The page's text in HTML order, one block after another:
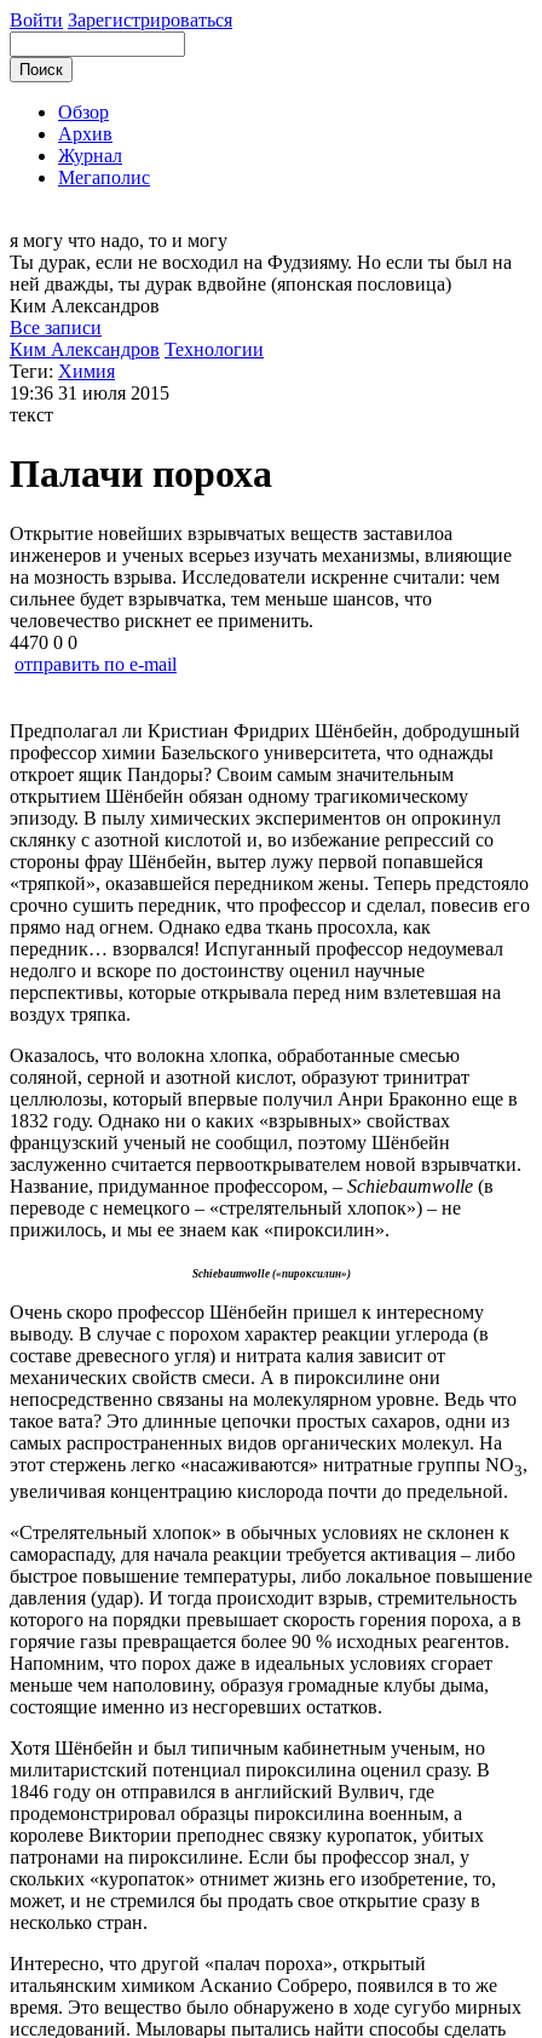
Войти Зарегистрироваться
Обзор
Архив
Журнал
Мегаполис
я могу что надо, то и могу
Ты дурак, если не восходил на Фудзияму. Но если ты был на
ней дважды, ты дурак вдвойне (японская пословица)
Ким Александров
Все записи
Ким Александров Технологии
Теги: Химия
19:36 31 июля 2015
текст
Палачи пороха
Открытие новейших взрывчатых веществ заставилоа
инженеров и ученых всерьез изучать механизмы, влияющие
на мозность взрыва. Исследователи искренне считали: чем
сильнее будет взрывчатка, тем меньше шансов, что
человечество рискнет ее применить.
4470 0 0
отправить по e-mail
Предполагал ли Кристиан Фридрих Шёнбейн, добродушный
профессор химии Базельского университета, что однажды
откроет ящик Пандоры? Своим самым значительным
открытием Шёнбейн обязан одному трагикомическому
эпизоду. В пылу химических экспериментов он опрокинул
склянку с азотной кислотой и, во избежание репрессий со
стороны фрау Шёнбейн, вытер лужу первой попавшейся
«тряпкой», оказавшейся передником жены. Теперь предстояло
срочно сушить передник, что профессор и сделал, повесив его
прямо над огнем. Однако едва ткань просохла, как
передник… взорвался! Испуганный профессор недоумевал
недолго и вскоре по достоинству оценил научные
перспективы, которые открывала перед ним взлетевшая на
воздух тряпка.
Оказалось, что волокна хлопка, обработанные смесью
соляной, серной и азотной кислот, образуют тринитрат
целлюлозы, который впервые получил Анри Браконно еще в
1832 году. Однако ни о каких «взрывных» свойствах
французский ученый не сообщил, поэтому Шёнбейн
заслуженно считается первооткрывателем новой взрывчатки.
Название, придуманное профессором, – Schiebaumwolle (в
переводе с немецкого – «стрелятельный хлопок») – не
прижилось, и мы ее знаем как «пироксилин».
Schiebaumwolle («пироксилин»)
Очень скоро профессор Шёнбейн пришел к интересному
выводу. В случае с порохом характер реакции углерода (в
составе древесного угля) и нитрата калия зависит от
механических свойств смеси. А в пироксилине они
непосредственно связаны на молекулярном уровне. Ведь что
такое вата? Это длинные цепочки простых сахаров, одни из
самых распространенных видов органических молекул. На
этот стержень легко «насаживаются» нитратные группы NO3,
увеличивая концентрацию кислорода почти до предельной.
«Стрелятельный хлопок» в обычных условиях не склонен к
самораспаду, для начала реакции требуется активация – либо
быстрое повышение температуры, либо локальное повышение
давления (удар). И тогда происходит взрыв, стремительность
которого на порядки превышает скорость горения пороха, а в
горячие газы превращается более 90 % исходных реагентов.
Напомним, что порох даже в идеальных условиях сгорает
меньше чем наполовину, образуя громадные клубы дыма,
состоящие именно из несгоревших остатков.
Хотя Шёнбейн и был типичным кабинетным ученым, но
милитаристский потенциал пироксилина оценил сразу. В
1846 году он отправился в английский Вулвич, где
продемонстрировал образцы пироксилина военным, а
королеве Виктории преподнес связку куропаток, убитых
патронами на пироксилине. Если бы профессор знал, у
скольких «куропаток» отнимет жизнь его изобретение, то,
может, и не стремился бы продать свое открытие сразу в
несколько стран.
Интересно, что другой «палач пороха», открытый
итальянским химиком Асканио Собреро, появился в то же
время. Это вещество было обнаружено в ходе сугубо мирных
исследований. Мыловары пытались найти способы сделать